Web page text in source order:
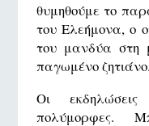
θυμηθούμε το
του Ελεήμονα, ο
του μανδύα στη
παγωμένο ζητιάνο.
Οι εκδηλώσεις
πολύμορφες.